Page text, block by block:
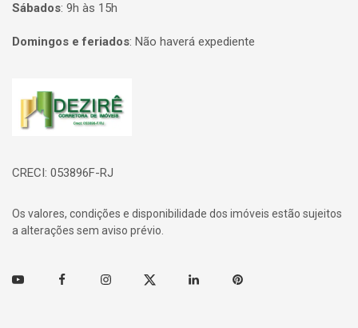
Sábados: 9h às 15h
Domingos e feriados: Não haverá expediente
Página inicial
CRECI: 053896F-RJ
Os valores, condições e disponibilidade dos imóveis estão sujeitos
a alterações sem aviso prévio.
Youtube FacebookInstagramTwitter Linkedin Pinterest